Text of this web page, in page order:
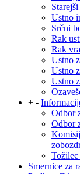
Ustno
Srčni
Rak
Rak
Ustno
Ustno
Ustno
+ -
Odbor
Odbor
Tožilec
Smernice za